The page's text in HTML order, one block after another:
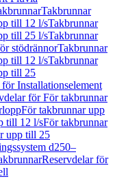
Takbrunnar
till 12 l/sTakbrunnar
till 25 l/sTakbrunnar
stödrännorTakbrunnar
till 12 l/sTakbrunnar
till 25
Installationselement
för För takbrunnar
För takbrunnar upp
till 12 l/sFör takbrunnar
upp till 25
d250–
Reservdelar för